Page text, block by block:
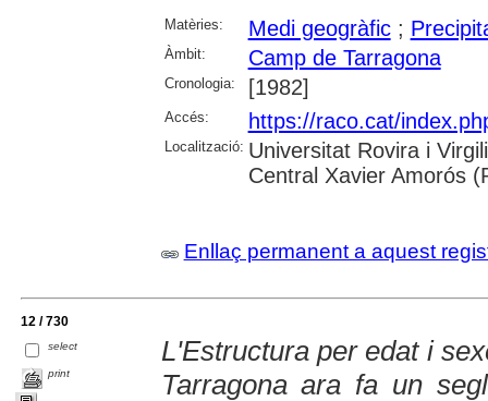
Matèries: Medi geogràfic;
Àmbit: Camp de Tarragona
Cronologia: [1982]
Accés: https://raco.cat/
Localització: Universitat Rovira i
Central Xavier Amorós
Enllaç permanent a aquest
12 / 730
select
print
L'Estructura per edat i
Tarragona ara fa un